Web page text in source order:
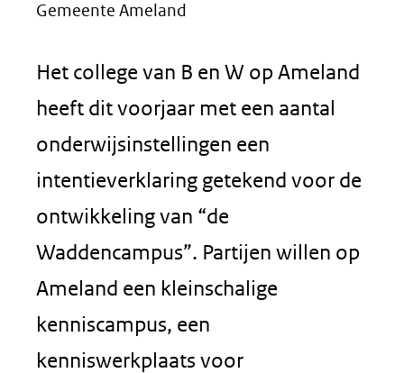
Gemeente Ameland
Het college van B en W op Ameland
heeft dit voorjaar met een aantal
onderwijsinstellingen een
intentieverklaring getekend voor de
ontwikkeling van “de
Waddencampus”. Partijen willen op
Ameland een kleinschalige
kenniscampus, een
kenniswerkplaats voor